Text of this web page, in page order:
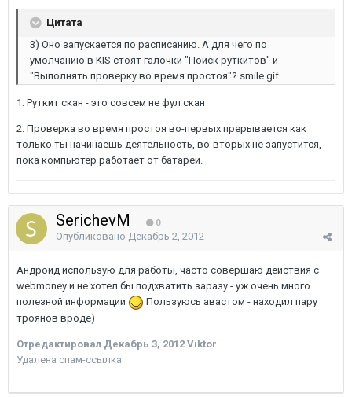
Цитата
3) Оно запускается по расписанию. А для чего по
умолчанию в KIS стоят галочки "Поиск руткитов" и
"Выполнять проверку во время простоя"? smile.gif
1. Руткит скан - это совсем не фул скан
2. Проверка во время простоя во-первых прерывается как
только ты начинаешь деятельность, во-вторых не запустится,
пока компьютер работает от батареи.
SerichevM 0
Опубликовано Декабрь 2, 2012
Андроид использую для работы, часто совершаю действия с
webmoney и не хотел бы подхватить заразу - уж очень много
полезной информации
Пользуюсь авастом - находил пару
троянов вроде)
Отредактировал Декабрь 3, 2012 Viktor
Удалена спам-ссылка